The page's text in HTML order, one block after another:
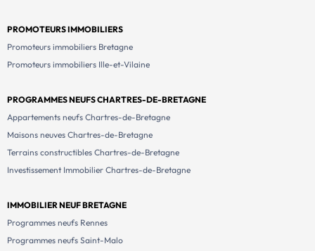
PROMOTEURS IMMOBILIERS
Promoteurs immobiliers Bretagne
Promoteurs immobiliers Ille-et-Vilaine
PROGRAMMES NEUFS CHARTRES-DE-BRETAGNE
Appartements neufs Chartres-de-Bretagne
Maisons neuves Chartres-de-Bretagne
Terrains constructibles Chartres-de-Bretagne
Investissement Immobilier Chartres-de-Bretagne
IMMOBILIER NEUF BRETAGNE
Programmes neufs Rennes
Programmes neufs Saint-Malo